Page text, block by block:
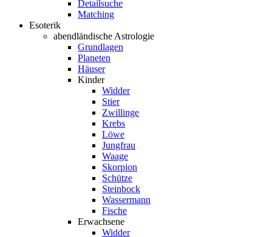
Detailsuche
Matching
Esoterik
abendländische Astrologie
Grundlagen
Planeten
Häuser
Kinder
Widder
Stier
Zwillinge
Krebs
Löwe
Jungfrau
Waage
Skorpion
Schütze
Steinbock
Wassermann
Fische
Erwachsene
Widder